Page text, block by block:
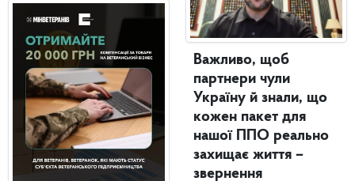
Важливо, щоб
партнери чули
Україну й знали, що
кожен пакет для
нашої ППО реально
захищає життя –
звернення